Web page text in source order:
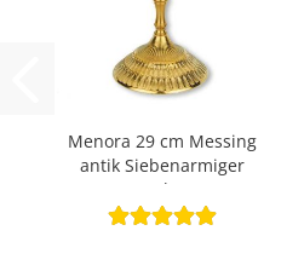
Menora 29 cm Messing
antik Siebenarmiger
Leuchter